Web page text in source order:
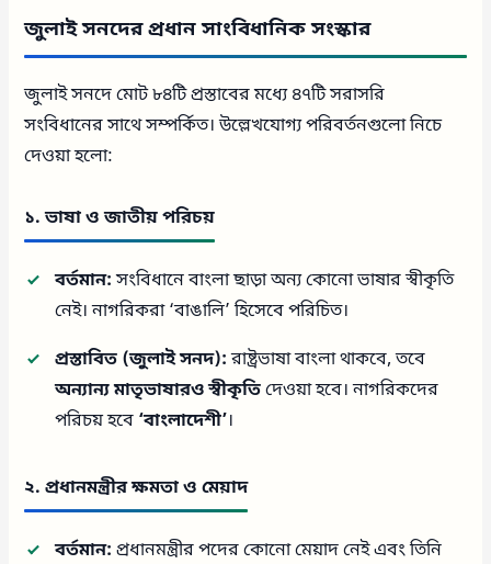
জুলাই সনদের প্রধান সাংবিধানিক সংস্কার
জুলাই সনদে মোট ৮৪টি প্রস্তাবের মধ্যে ৪৭টি সরাসরি
সংবিধানের সাথে সম্পর্কিত। উল্লেখযোগ্য পরিবর্তনগুলো নিচে
দেওয়া হলো:
১. ভাষা ও জাতীয় পরিচয়
বর্তমান:সংবিধানে বাংলা ছাড়া অন্য কোনো ভাষার স্বীকৃতি
নেই। নাগরিকরা ‘বাঙালি’ হিসেবে পরিচিত।
প্রস্তাবিত (জুলাই সনদ):রাষ্ট্রভাষা বাংলা থাকবে, তবে
অন্যান্য মাতৃভাষারও স্বীকৃতিদেওয়া হবে। নাগরিকদের
পরিচয় হবে ‘বাংলাদেশী’।
২. প্রধানমন্ত্রীর ক্ষমতা ও মেয়াদ
বর্তমান: প্রধানমন্ত্রীর পদের কোনো মেয়াদ নেই এবং তিনি